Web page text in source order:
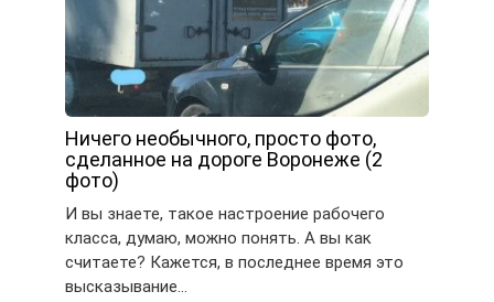
Ничего необычного, просто фото,
сделанное на дороге Воронеже (2
фото)
И вы знаете, такое настроение рабочего
класса, думаю, можно понять. А вы как
считаете? Кажется, в последнее время это
высказывание…